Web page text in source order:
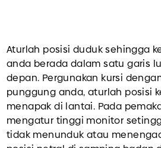
Aturlah posisi duduk sehingga
anda berada dalam satu garis
depan. Pergunakan kursi
punggung anda, aturlah posisi
menapak di lantai. Pada
mengatur tinggi monitor
tidak menunduk atau